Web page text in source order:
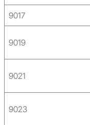
9017
9019
9021
9023